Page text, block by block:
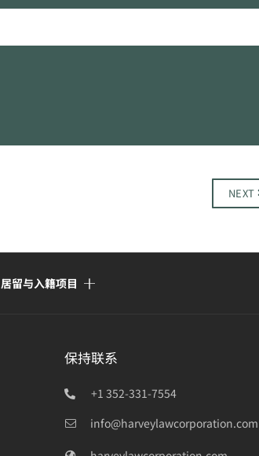
NEXT
居留与入籍项目
保持联系
+1 352-331-7554
info@harveylawcorporation.com